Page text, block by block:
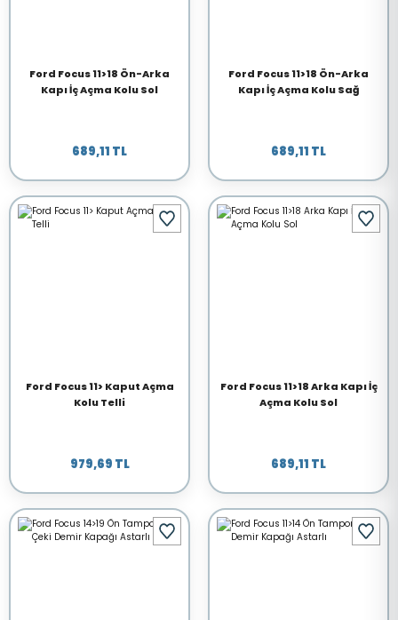
Ford Focus 11>18 Ön-Arka
Kapı İç Açma Kolu Sol
689,11 TL
Ford Focus 11>18 Ön-Arka
Kapı İç Açma Kolu Sağ
689,11 TL
Ford Focus 11> Kaput Açma
Kolu Telli
979,69 TL
Ford Focus 11>18 Arka Kapı İç
Açma Kolu Sol
689,11 TL